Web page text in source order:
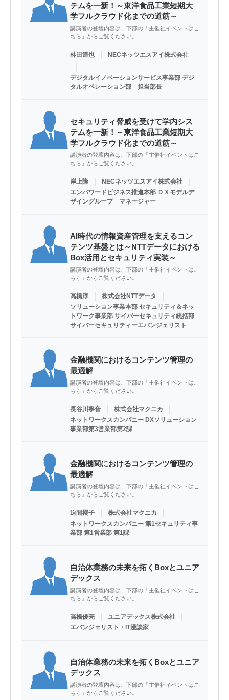
テムを一新！～東洋食品工業短期大
学フルクラウド化までの道筋～
講演者の登壇内容は、下部の「主催社イベントはこ
ちら」からご覧ください。
林田達也 NECネッツエスアイ株式会社
デジタルイノベーションサービス事業部 デジ
タルオペレーション部 担当部長
セキュリティ脅威を受けて学内シス
テムを一新！～東洋食品工業短期大
学フルクラウド化までの道筋～
講演者の登壇内容は、下部の「主催社イベントはこ
ちら」からご覧ください。
岸上隆 NECネッツエスアイ株式会社
エンパワードビジネス推進本部 ＤＸモデルデ
ザイングループ マネージャー
AI時代の情報資産管理を支えるコン
テンツ基盤とは～NTTデータにおける
Box活用とセキュリティ実装～
講演者の登壇内容は、下部の「主催社イベントはこ
ちら」からご覧ください。
高橋淳 株式会社NTTデータ
ソリューション事業本部 セキュリティ＆ネッ
トワーク事業部 サイバーセキュリティ統括部
サイバーセキュリティーエバンジェリスト
金融機関におけるコンテンツ管理の
最適解
講演者の登壇内容は、下部の「主催社イベントはこ
ちら」からご覧ください。
長谷川寧音 株式会社マクニカ
ネットワークスカンパニー DXソリューション
事業部第3営業部第2課
金融機関におけるコンテンツ管理の
最適解
講演者の登壇内容は、下部の「主催社イベントはこ
ちら」からご覧ください。
迫間櫻子 株式会社マクニカ
ネットワークスカンパニー 第1セキュリティ事
業部 第1営業部 第1課
自治体業務の未来を拓くBoxとユニア
デックス
講演者の登壇内容は、下部の「主催社イベントはこ
ちら」からご覧ください。
高橋優亮 ユニアデックス株式会社
エバンジェリスト・IT漫談家
自治体業務の未来を拓くBoxとユニア
デックス
講演者の登壇内容は、下部の「主催社イベントはこ
ちら」からご覧ください。